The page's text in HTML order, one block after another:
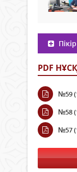
PDF
№59
№58
№57